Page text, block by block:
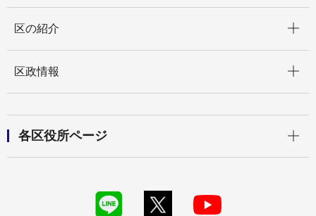
区の紹介
区政情報
各区役所ページ